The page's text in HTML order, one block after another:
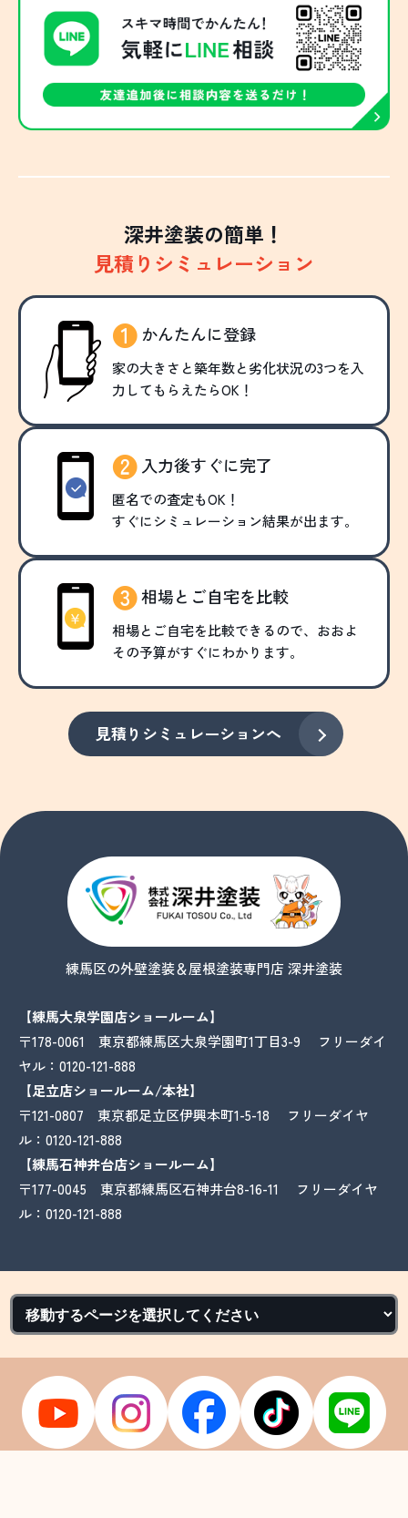
深井塗装の簡単！
見積りシミュレーション
かんたんに登録
家の大きさと築年数と劣化状況の3つを入
力してもらえたらOK！
入力後すぐに完了
匿名での査定もOK！
すぐにシミュレーション結果が出ます。
相場とご自宅を比較
相場とご自宅を比較できるので、おおよ
その予算がすぐにわかります。
見積りシミュレーションへ
練馬区の外壁塗装＆屋根塗装専門店 深井塗装
【練馬大泉学園店ショールーム】
〒178-0061 東京都練馬区大泉学園町1丁目3-9 フリーダイ
ヤル： 0120-121-888
【足立店ショールーム/本社】
〒121-0807 東京都足立区伊興本町1-5-18 フリーダイヤ
ル： 0120-121-888
【練馬石神井台店ショールーム】
〒177-0045 東京都練馬区石神井台8-16-11 フリーダイヤ
ル： 0120-121-888